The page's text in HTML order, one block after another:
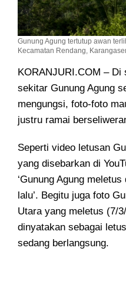
Gunung Agung tertutup awan
Kecamatan Rendang,
KORANJURI.COM –
sekitar Gunung Agung
mengungsi, foto-foto
justru ramai
Seperti video letusan
yang disebarkan di
‘Gunung Agung
lalu’. Begitu juga foto
Utara yang meletus (7/
dinyatakan sebagai
sedang berlangsung.